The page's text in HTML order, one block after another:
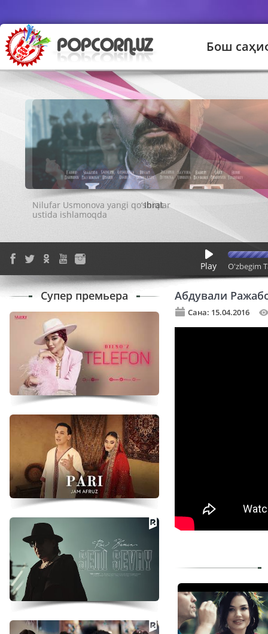
Бош
Ibrat
Play O'zbegim
Абдували
Сана: 15.04.2016
Супер премьера